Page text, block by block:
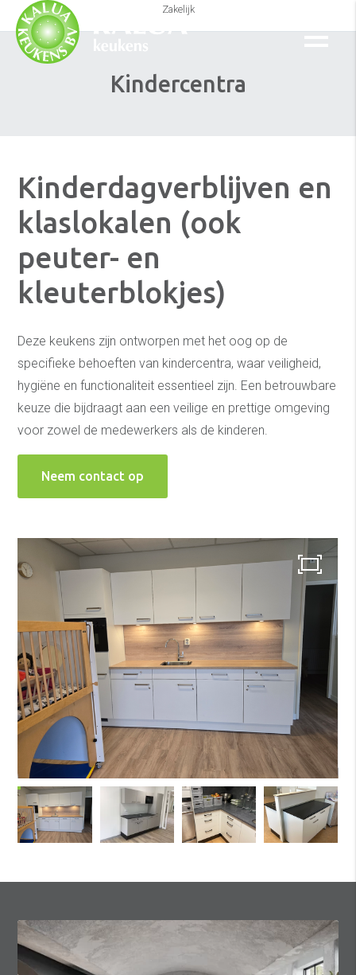
Zakelijk
Kindercentra
Kinderdagverblijven en
klaslokalen (ook
peuter- en
kleuterblokjes)
Deze keukens zijn ontworpen met het oog op de
specifieke behoeften van kindercentra, waar veiligheid,
hygiëne en functionaliteit essentieel zijn. Een betrouwbare
keuze die bijdraagt aan een veilige en prettige omgeving
voor zowel de medewerkers als de kinderen.
Neem contact op